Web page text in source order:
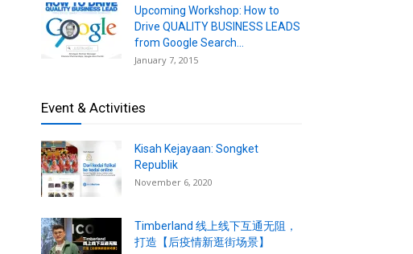
Upcoming Workshop: How to
Drive QUALITY BUSINESS LEADS
from Google Search...
January 7, 2015
Event & Activities
Kisah Kejayaan: Songket
Republik
November 6, 2020
Timberland 线上线下互通无阻，
打造【后疫情新逛街场景】